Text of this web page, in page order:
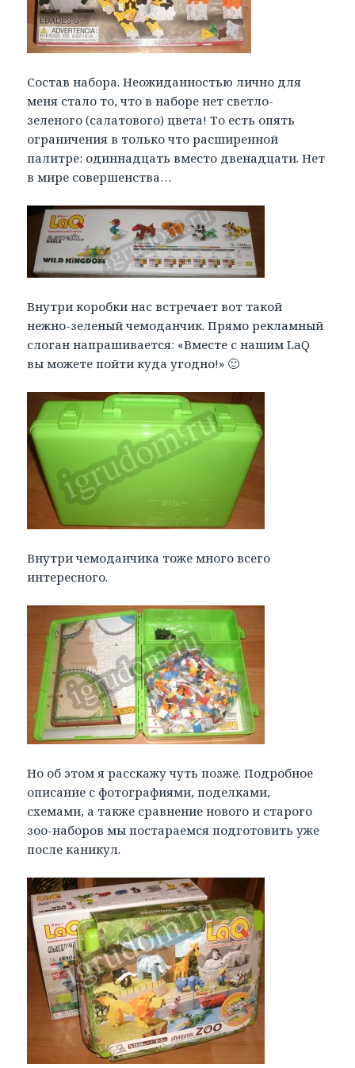
Состав набора. Неожиданностью лично для
меня стало то, что в наборе нет светло-
зеленого (салатового) цвета! То есть опять
ограничения в только что расширенной
палитре: одиннадцать вместо двенадцати. Нет
в мире совершенства…
Внутри коробки нас встречает вот такой
нежно-зеленый чемоданчик. Прямо рекламный
слоган напрашивается: «Вместе с нашим LaQ
вы можете пойти куда угодно!» 🙂
Внутри чемоданчика тоже много всего
интересного.
Но об этом я расскажу чуть позже. Подробное
описание с фотографиями, поделками,
схемами, а также сравнение нового и старого
зоо-наборов мы постараемся подготовить уже
после каникул.